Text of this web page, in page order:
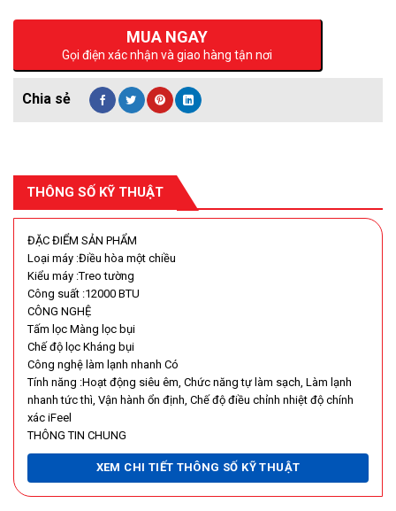
MUA NGAY
Gọi điện xác nhận và giao hàng tận nơi
THÔNG SỐ KỸ THUẬT
ĐẶC ĐIỂM SẢN PHẨM
Loại máy :Điều hòa một chiều
Kiểu máy :Treo tường
Công suất :12000 BTU
CÔNG NGHỆ
Tấm lọc Màng lọc bụi
Chế độ lọc Kháng bụi
Công nghệ làm lạnh nhanh Có
Tính năng :Hoạt động siêu êm, Chức năng tự làm sạch, Làm lạnh
nhanh tức thì, Vận hành ổn định, Chế độ điều chỉnh nhiệt độ chính
xác iFeel
THÔNG TIN CHUNG
Sử dụng ga :R32
Xuất xứ :Thái LanXEM CHI TIẾT THÔNG SỐ KỸ THUẬT